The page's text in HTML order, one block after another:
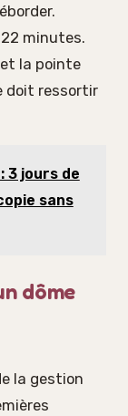
minutes.
la pointe
doit ressortir
3 jours de
sans
dôme
la gestion